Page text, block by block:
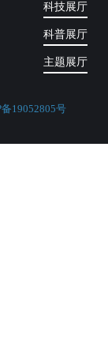
科技展厅
科普展厅
主题展厅
19052805号